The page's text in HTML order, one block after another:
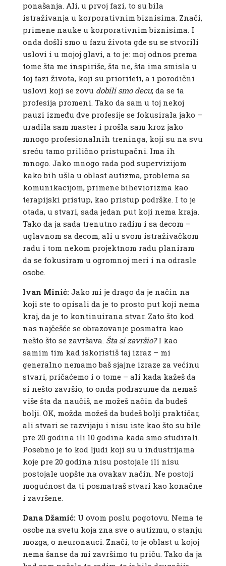
ponašanja. Ali, u prvoj fazi, to su bila
istraživanja u korporativnim biznisima. Znači,
primene nauke u korporativnim biznisima. I
onda došli smo u fazu života gde su se stvorili
uslovi i u mojoj glavi, a to je: moj odnos prema
tome šta me inspiriše, šta ne, šta ima smisla u
toj fazi života, koji su prioriteti, a i porodični
uslovi koji se zovu dobili smo decu; da se ta
profesija promeni. Tako da sam u toj nekoj
pauzi između dve profesije se fokusirala jako –
uradila sam master i prošla sam kroz jako
mnogo profesionalnih treninga, koji su na svu
sreću tamo prilično pristupačni. Ima ih
mnogo. Jako mnogo rada pod supervizijom
kako bih ušla u oblast autizma, problema sa
komunikacijom, primene biheviorizma kao
terapijski pristup, kao pristup podrške. I to je
otada, u stvari, sada jedan put koji nema kraja.
Tako da ja sada trenutno radim i sa decom –
uglavnom sa decom, ali u svom istraživačkom
radu i tom nekom projektnom radu planiram
da se fokusiram u ogromnoj meri i na odrasle
osobe.
Ivan Minić:Jako mi je drago da je način na
koji ste to opisali da je to prosto put koji nema
kraj, da je to kontinuirana stvar. Zato što kod
nas najčešće se obrazovanje posmatra kao
nešto što se završava. Šta si završio?I kao
samim tim kad iskoristiš taj izraz – mi
generalno nemamo baš sjajne izraze za većinu
stvari, pričaćemo i o tome – ali kada kažeš da
si nešto završio, to onda podrazume da nemaš
više šta da naučiš, ne možeš način da budeš
bolji. OK, možda možeš da budeš bolji praktičar,
ali stvari se razvijaju i nisu iste kao što su bile
pre 20 godina ili 10 godina kada smo studirali.
Posebno je to kod ljudi koji su u industrijama
koje pre 20 godina nisu postojale ili nisu
postojale uopšte na ovakav način. Ne postoji
mogućnost da ti posmatraš stvari kao konačne
i završene.
Dana Džamić:U ovom poslu pogotovu. Nema te
osobe na svetu koja zna sve o autizmu, o stanju
mozga, o neuronauci. Znači, to je oblast u kojoj
nema šanse da mi završimo tu priču. Tako da ja